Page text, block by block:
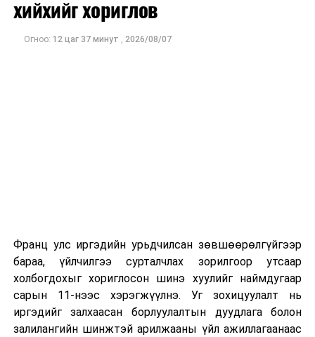
банкнаас олгох 34.9 сая ам.долларын зээлийн хөрөнгө
хийхийг хориглов
Огноо: 12 цаг 37 минут , 2026/08/07
Франц улс иргэдийн урьдчилсан зөвшөөрөлгүйгээр
бараа, үйлчилгээ сурталчлах зорилгоор утсаар
холбогдохыг хориглосон шинэ хуулийг наймдугаар
сарын 11-нээс хэрэгжүүлнэ. Уг зохицуулалт нь
иргэдийг залхаасан борлуулалтын дуудлага болон
залилангийн шинжтэй арилжааны үйл ажиллагаанаас